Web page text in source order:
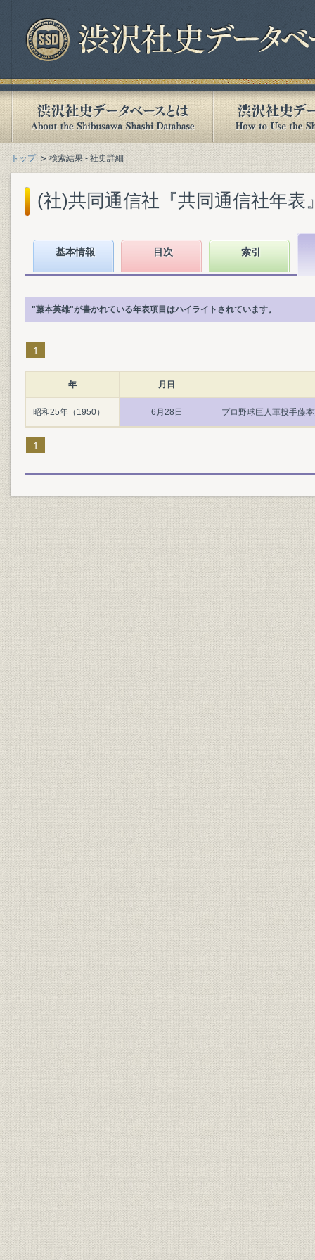
トップ 検索結果 - 社史詳細
(社)共同通信社『共同通信社年表
基本情報 目次 索引
"藤本英雄"が書かれている年表項目はハイライトされています。
1
年 月日
昭和25年（1950） 6月28日 プロ野球巨人軍投手藤
1